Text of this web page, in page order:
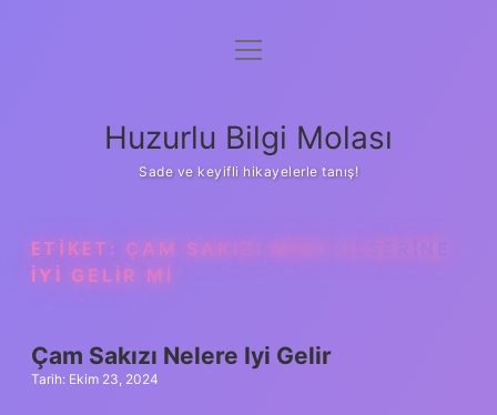
Anasayfa
Yasal Uyarı
menüyü
Huzurlu Bilgi Molası
Sade ve keyifli hikayelerle tanış!
ETIKET: ÇAM SAKIZI MIDE ÜLSERINE
IYI GELIR MI
Çam Sakızı Nelere Iyi Gelir
Tarih: Ekim 23, 2024